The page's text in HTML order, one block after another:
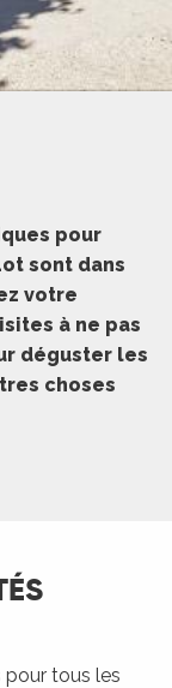
pour
sont dans
votre
à ne pas
déguster les
choses
pour tous les